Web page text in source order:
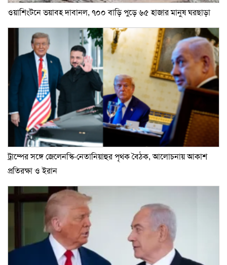
ওয়াশিংটনে ভয়াবহ দাবানল, ৭০০ বাড়ি পুড়ে ৬৫ হাজার মানুষ ঘরছাড়া
ট্রাম্পের সঙ্গে জেলেনস্কি-নেতানিয়াহুর পৃথক বৈঠক, আলোচনায় আকাশ
প্রতিরক্ষা ও ইরান